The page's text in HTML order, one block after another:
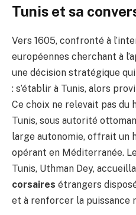
Tunis et sa
Vers 1605, confronté à
européennes cherchant à
une décision stratégique
: s’établir à Tunis, alors
Ce choix ne relevait pas du
Tunis, sous autorité
large autonomie, offrait un
opérant en Méditerranée.
Tunis, Uthman Dey,
corsaires étrangers
et à renforcer la puissance